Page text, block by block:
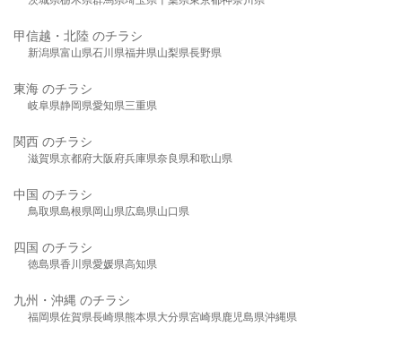
甲信越・北陸 のチラシ
新潟県富山県石川県福井県山梨県長野県
東海 のチラシ
岐阜県静岡県愛知県三重県
関西 のチラシ
滋賀県京都府大阪府兵庫県奈良県和歌山県
中国 のチラシ
鳥取県島根県岡山県広島県山口県
四国 のチラシ
徳島県香川県愛媛県高知県
九州・沖縄 のチラシ
福岡県佐賀県長崎県熊本県大分県宮崎県鹿児島県沖縄県